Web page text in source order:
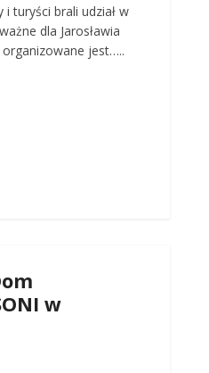
turyści brali udział w
dla Jarosławia
jest…..
w